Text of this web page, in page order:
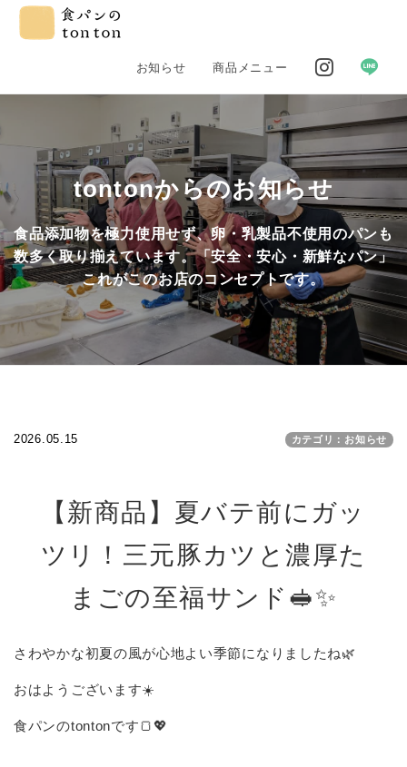
お知らせ 商品メニュー
tontonからのお知らせ
食品添加物を極力使用せず、卵・乳製品不使用のパンも
数多く取り揃えています。「安全・安心・新鮮なパン」
これがこのお店のコンセプトです。
2026.05.15 カテゴリ：お知らせ
【新商品】夏バテ前にガッ
ツリ！三元豚カツと濃厚た
まごの至福サンド🥪✨
さわやかな初夏の風が心地よい季節になりましたね🌿
おはようございます☀️
食パンのtontonです🍞💖